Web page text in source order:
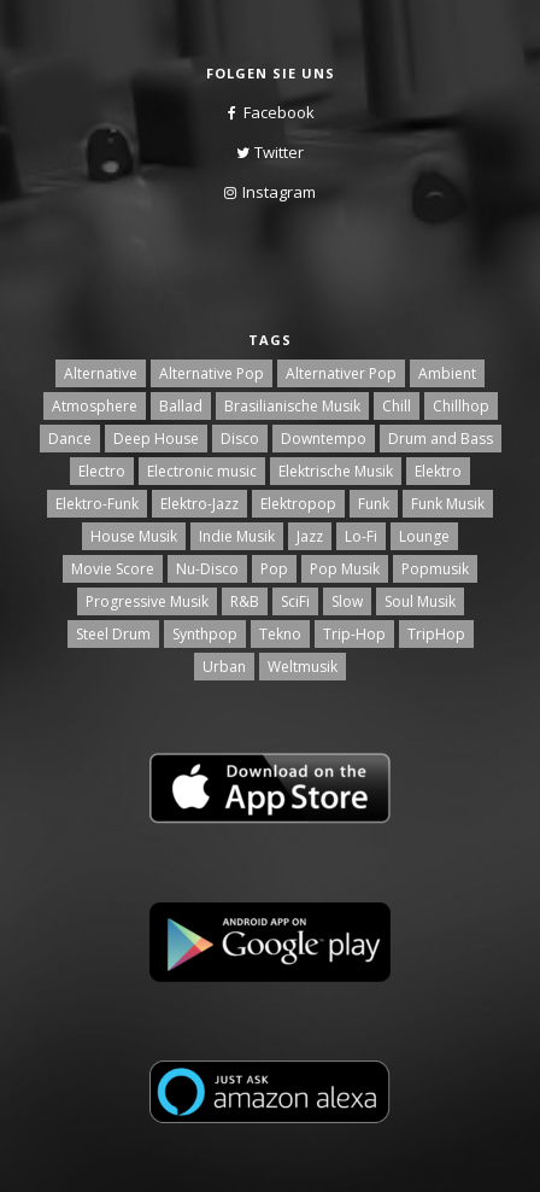
FOLGEN SIE UNS
Facebook
Twitter
Instagram
TAGS
Alternative Alternative Pop Alternativer Pop
Ambient
Atmosphere
Ballad Brasilianische Musik Chill
Chillhop
Dance
Deep House Disco Downtempo
Drum and Bass
Electro
Electronic music Elektrische Musik
Elektro
Elektro-Funk
Elektro-Jazz Elektropop Funk
Funk Musik
House Musik
Indie Musik Jazz Lo-Fi
Lounge
Movie Score
Nu-Disco Pop Pop Musik
Popmusik
Progressive Musik
R&B SciFi Slow
Soul Musik
Steel Drum
Synthpop Tekno Trip-Hop
TripHop
Urban
Weltmusik